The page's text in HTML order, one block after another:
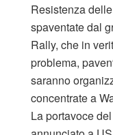
Resistenza
spaventate dal
Rally, che in
problema,
saranno
concentrate a
La portavoce